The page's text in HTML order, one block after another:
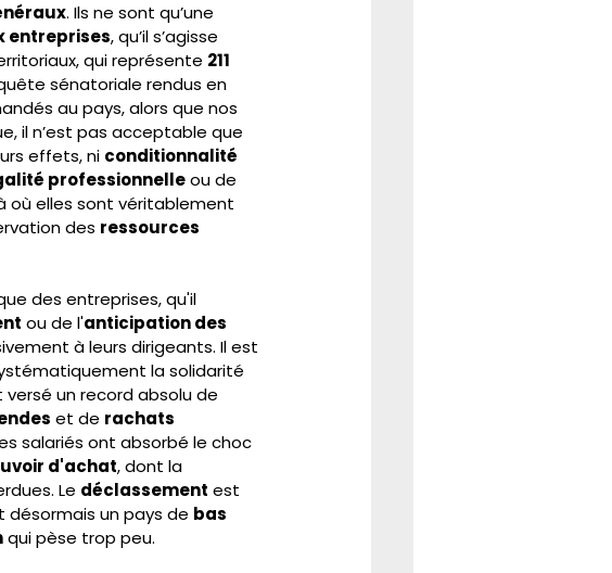
. Ils ne sont qu’une
entreprises, qu’il s’agisse
qui représente 211
sénatoriale rendus en
au pays, alors que nos
il n’est pas acceptable que
effets, ni conditionnalité
professionnelle ou de
où elles sont véritablement
des ressources
des entreprises, qu'il
ou de l'anticipation des
à leurs dirigeants. Il est
la solidarité
versé un record absolu de
et de rachats
salariés ont absorbé le choc
d'achat, dont la
Le déclassement est
désormais un pays de bas
qui pèse trop peu.